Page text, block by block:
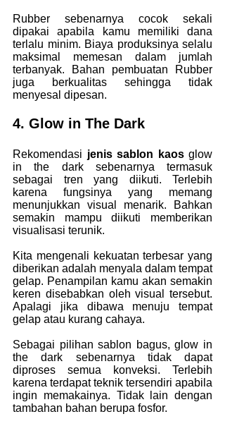
Rubber sebenarnya cocok sekali
dipakai apabila kamu memiliki dana
terlalu minim. Biaya produksinya selalu
maksimal memesan dalam jumlah
terbanyak. Bahan pembuatan Rubber
juga berkualitas sehingga tidak
menyesal dipesan.
4. Glow in The Dark
Rekomendasi jenis sablon kaos glow
in the dark sebenarnya termasuk
sebagai tren yang diikuti. Terlebih
karena fungsinya yang memang
menunjukkan visual menarik. Bahkan
semakin mampu diikuti memberikan
visualisasi terunik.
Kita mengenali kekuatan terbesar yang
diberikan adalah menyala dalam tempat
gelap. Penampilan kamu akan semakin
keren disebabkan oleh visual tersebut.
Apalagi jika dibawa menuju tempat
gelap atau kurang cahaya.
Sebagai pilihan sablon bagus, glow in
the dark sebenarnya tidak dapat
diproses semua konveksi. Terlebih
karena terdapat teknik tersendiri apabila
ingin memakainya. Tidak lain dengan
tambahan bahan berupa fosfor.